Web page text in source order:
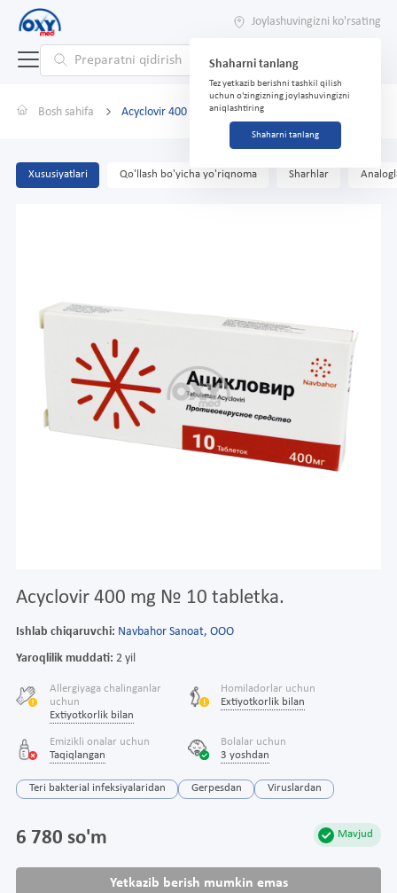
Joylashuvingizni ko'rsating
Shaharni tanlang
Tez yetkazib berishni tashkil qilish
uchun o'zingizning joylashuvingizni
aniqlashtiring
Shaharni tanlang
Bosh sahifa Acyclovir 400 mg № 10 tabletka.
Xususiyatlari Qo'llash bo'yicha yo'riqnoma Sharhlar
Acyclovir 400 mg № 10 tabletka.
Ishlab chiqaruvchi: Navbahor Sanoat, ООО
Yaroqlilik muddati: 2 yil
Allergiyaga chalinganlar
uchun
Extiyotkorlik bilan
Homiladorlar uchun
Extiyotkorlik bilan
Emizikli onalar uchun
Taqiqlangan
Bolalar uchun
3 yoshdan
Teri bakterial infeksiyalaridan Gerpesdan Viruslardan
Mavjud
6 780 so'm
Yetkazib berish mumkin emas